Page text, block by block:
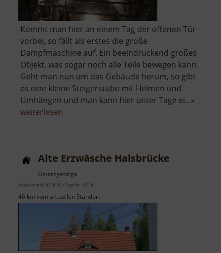
Kommt man hier an einem Tag der offenen Tür
vorbei, so fällt als erstes die große
Dampfmaschine auf. Ein beeindruckend großes
Objekt, was sogar noch alle Teile bewegen kann.
Geht man nun um das Gebäude herum, so gibt
es eine kleine Steigerstube mit Helmen und
Umhängen und man kann hier unter Tage ei.. »
weiterlesen
Alte Erzwäsche Halsbrücke
Osterzgebirge
aktuell vom 05.07.2026 / Zugriffe: 14734
46 km vom aktuellen Standort